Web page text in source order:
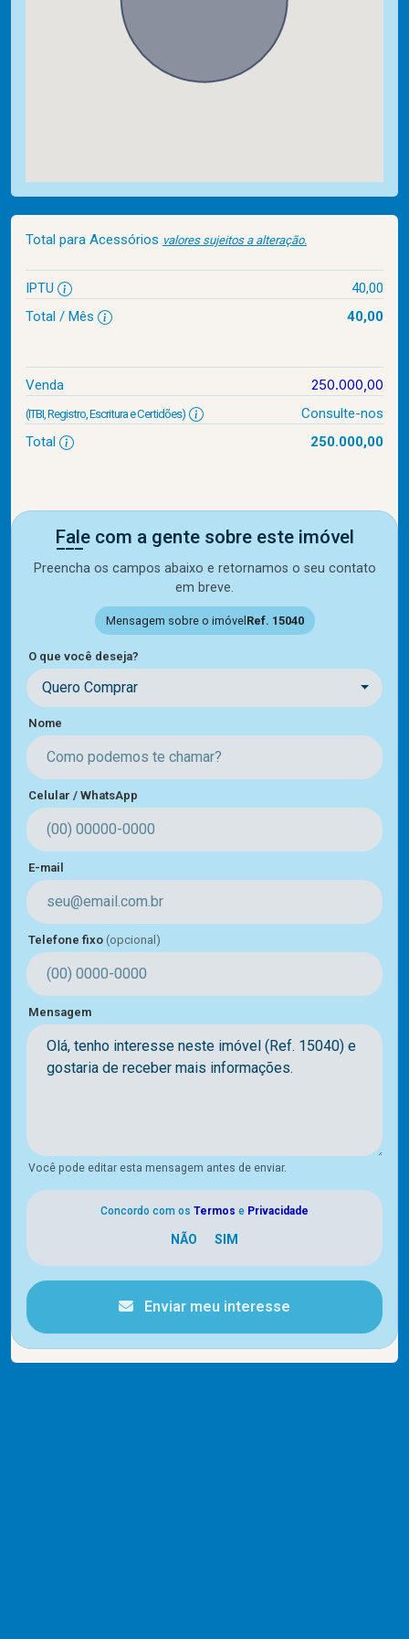
Total para Acessórios valores sujeitos a alteração.
IPTU
40,00
Total / Mês
40,00
Venda 250.000,00
(ITBI, Registro, Escritura e Certidões)
Consulte-nos
Total
250.000,00
Fale com a gente sobre este imóvel
Preencha os campos abaixo e retornamos o seu contato
em breve.
Mensagem sobre o imóvel Ref. 15040
O que você deseja?
Quero Comprar
Nome
Celular / WhatsApp
E-mail
Telefone fixo (opcional)
Mensagem
Você pode editar esta mensagem antes de enviar.
Concordo com os Termos e Privacidade
Enviar meu interesse